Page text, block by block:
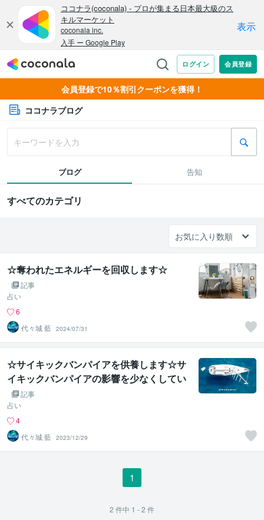
会員登録で10％割引クーポンを獲得！
ココナラブログ
ブログ 告知
すべてのカテゴリ
☆奪われたエネルギーを回収します☆
記事
占い
6
代々城 藍 2024/07/31
☆サイキックバンパイアを供養します☆サ
イキックバンパイアの影響を少なくしてい
きます☆
記事
占い
4
代々城 藍 2023/12/29
1
2 件中 1 - 2 件